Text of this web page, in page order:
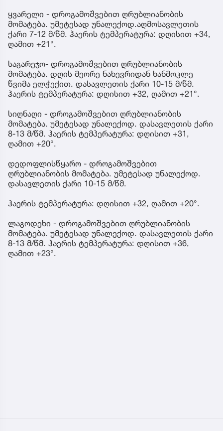
ყვარელი - დროგამოშვებით ღრუბლიანობის
მომატება. უმეტესად უნალექოდ.აღმოსავლეთის
ქარი 7-12 მ/წმ. ჰაერის ტემპერატურა: დღისით +34,
ღამით +21°.
საგარეჯო- დროგამოშვებით ღრუბლიანობის
მომატება. დღის მეორე ნახევრიდან ხანმოკლე
წვიმა ელჭექით. დასავლეთის ქარი 10-15 მ/წმ.
ჰაერის ტემპერატურა: დღისით +32, ღამით +21°.
სიღნაღი - დროგამოშვებით ღრუბლიანობის
მომატება. უმეტესად უნალექოდ. დასავლეთის ქარი
8-13 მ/წმ. ჰაერის ტემპერატურა: დღისით +31,
ღამით +20°.
დედოფლისწყარო - დროგამოშვებით
ღრუბლიანობის მომატება. უმეტესად უნალექოდ.
დასავლეთის ქარი 10-15 მ/წმ.
ჰაერის ტემპერატურა: დღისით +32, ღამით +20°.
ლაგოდეხი - დროგამოშვებით ღრუბლიანობის
მომატება. უმეტესად უნალექოდ. დასავლეთის ქარი
8-13 მ/წმ. ჰაერის ტემპერატურა: დღისით +36,
ღამით +23°.